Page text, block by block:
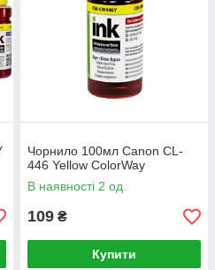
Чорнило 100мл Canon CL-
446 Yellow ColorWay
В наявності 2 од.
109 ₴
Купити